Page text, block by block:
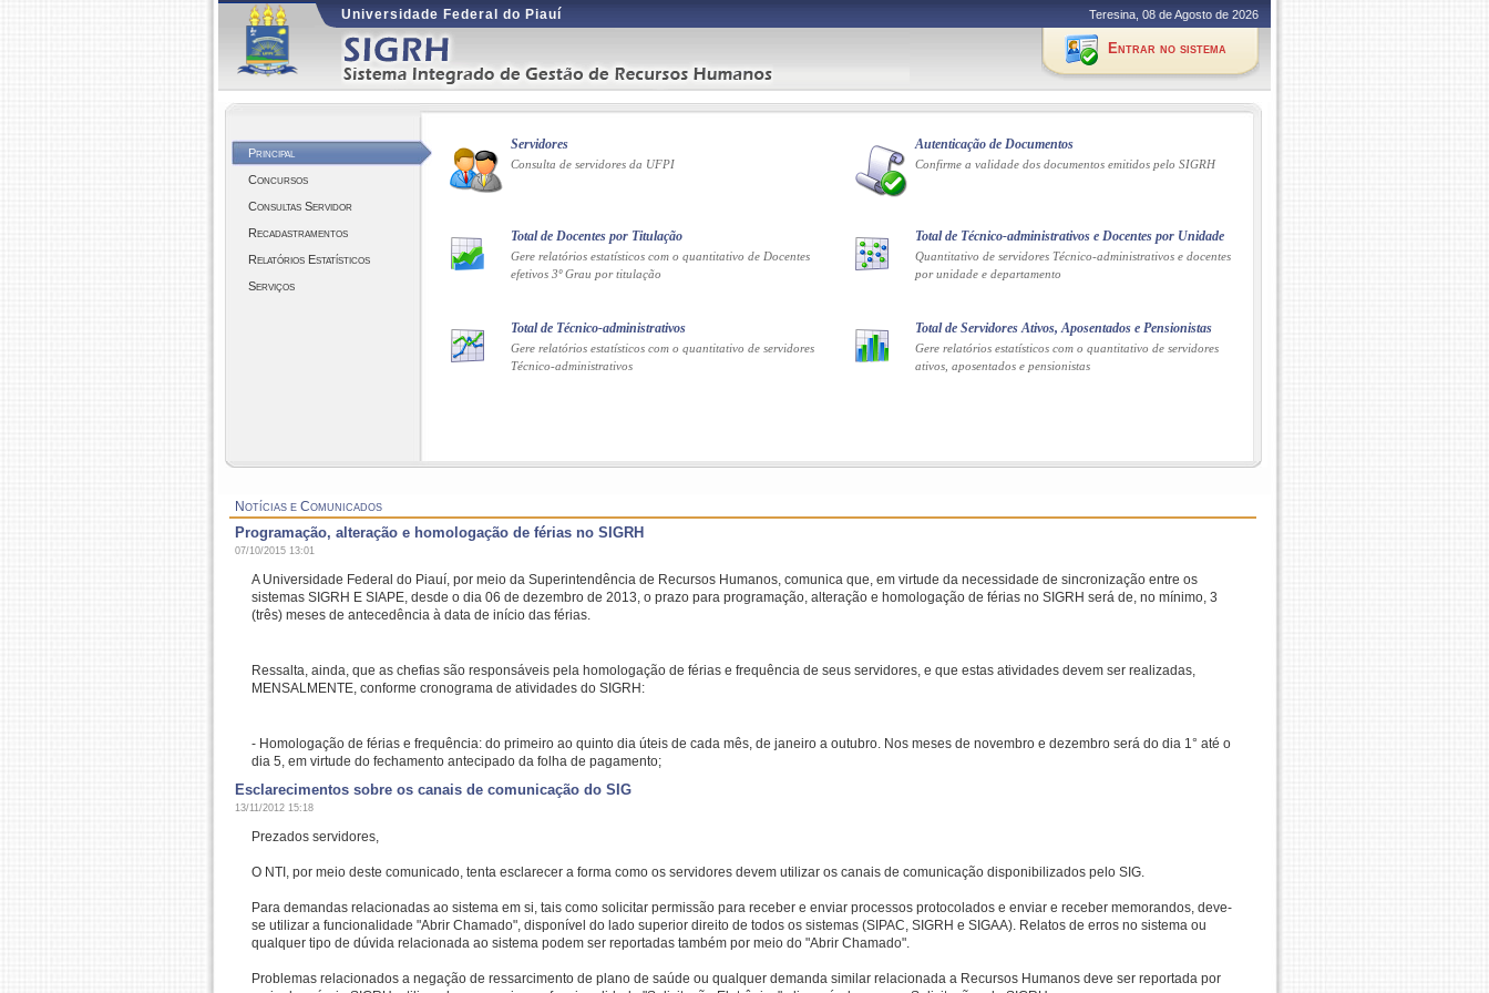
Universidade Federal do Piauí Teresina, 08 de Agosto de 2026
Entrar no sistema
Principal
Concursos
Consultas Servidor
Recadastramentos
Relatórios Estatísticos
Serviços
Servidores
Consulta de servidores da UFPI
Autenticação de Documentos
Confirme a validade dos documentos emitidos pelo SIGRH
Total de Docentes por Titulação
Gere relatórios estatísticos com o quantitativo de Docentes
efetivos 3º Grau por titulação
Total de Técnico-administrativos e Docentes por Unidade
Quantitativo de servidores Técnico-administrativos e docentes
por unidade e departamento
Total de Técnico-administrativos
Gere relatórios estatísticos com o quantitativo de servidores
Técnico-administrativos
Total de Servidores Ativos, Aposentados e Pensionistas
Gere relatórios estatísticos com o quantitativo de servidores
ativos, aposentados e pensionistas
Notícias e Comunicados
Programação, alteração e homologação de férias no SIGRH
07/10/2015 13:01
A Universidade Federal do Piauí, por meio da Superintendência de Recursos Humanos, comunica que, em virtude da necessidade de sincronização entre os
sistemas SIGRH E SIAPE, desde o dia 06 de dezembro de 2013, o prazo para programação, alteração e homologação de férias no SIGRH será de, no mínimo, 3
(três) meses de antecedência à data de início das férias.
Ressalta, ainda, que as chefias são responsáveis pela homologação de férias e frequência de seus servidores, e que estas atividades devem ser realizadas,
MENSALMENTE, conforme cronograma de atividades do SIGRH:
- Homologação de férias e frequência: do primeiro ao quinto dia úteis de cada mês, de janeiro a outubro. Nos meses de novembro e dezembro será do dia 1° até o
dia 5, em virtude do fechamento antecipado da folha de pagamento;
Esclarecimentos sobre os canais de comunicação do SIG
13/11/2012 15:18
Prezados servidores,
O NTI, por meio deste comunicado, tenta esclarecer a forma como os servidores devem utilizar os canais de comunicação disponibilizados pelo SIG.
Para demandas relacionadas ao sistema em si, tais como solicitar permissão para receber e enviar processos protocolados e enviar e receber memorandos, deve-
se utilizar a funcionalidade "Abrir Chamado", disponível do lado superior direito de todos os sistemas (SIPAC, SIGRH e SIGAA). Relatos de erros no sistema ou
qualquer tipo de dúvida relacionada ao sistema podem ser reportadas também por meio do "Abrir Chamado".
Problemas relacionados a negação de ressarcimento de plano de saúde ou qualquer demanda similar relacionada a Recursos Humanos deve ser reportada por